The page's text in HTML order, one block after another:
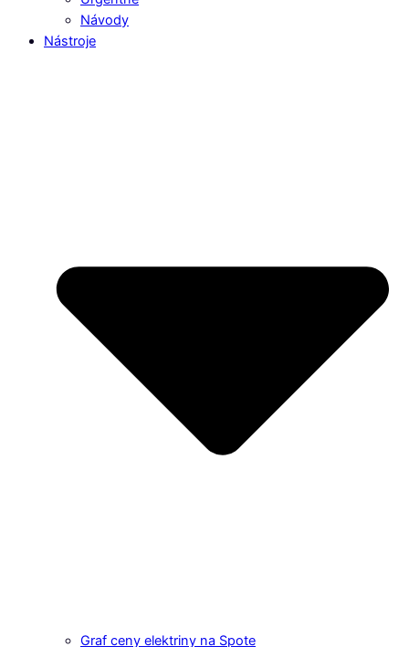
Návody
Nástroje
Graf ceny elektriny na Spote